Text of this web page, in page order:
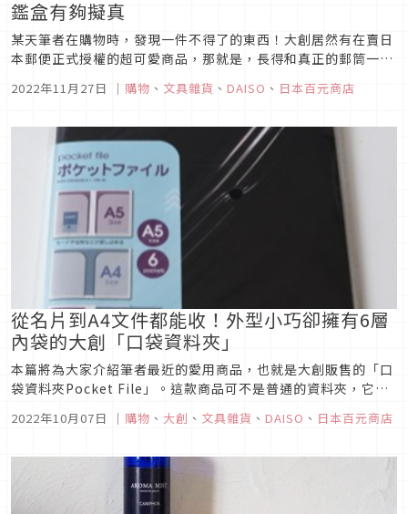
鑑盒有夠擬真
某天筆者在購物時，發現一件不得了的東西！大創居然有在賣日
本郵便正式授權的超可愛商品，那就是，長得和真正的郵筒一模
一樣的郵筒造型印鑑盒！印鑑收進這個圓柱型小郵筒裡，放在家
中哪個角落也不會煞風景，既可當擺飾又方便隨手取用。精緻又
介紹給大家唷！
2022年11月27日 ｜ 購物 、 文具雜貨 、 DAISO 、 日本百元商店
從名片到A4文件都能收！外型小巧卻擁有6層
內袋的大創「口袋資料夾」
本篇將為大家介紹筆者最近的愛用商品，也就是大創販售的「口
袋資料夾Pocket File」。這款商品可不是普通的資料夾，它擁
有許多方便又優秀的功能，除了A5尺寸適合隨身攜帶之外，它竟
然還能收納A4的資料！你可以將它放在包包裡帶出門，也可以用
2022年10月07日 ｜ 購物 、 大創 、 文具雜貨 、 DAISO 、 日本百元商店